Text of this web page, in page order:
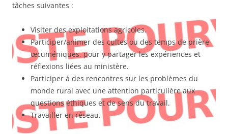
tâches suivantes :
Visiter des exploitations agricoles.
Participer/animer des cultes ou des temps de prière
œcuméniques, pour y partager les expériences et
réflexions liées au ministère.
Participer à des rencontres sur les problèmes du
monde rural avec une attention particulière aux
questions éthiques et de sens du travail.
Travailler en réseau.